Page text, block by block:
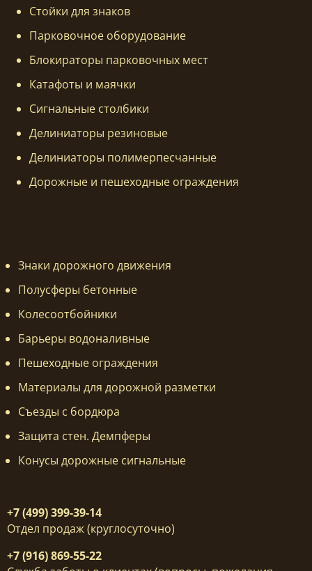
Стойки для знаков
Парковочное оборудование
Блокираторы парковочных мест
Катафоты и маячки
Сигнальные столбики
Делиниаторы резиновые
Делиниаторы полимерпесчанные
Дорожные и пешеходные ограждения
Знаки дорожного движения
Полусферы бетонные
Колесоотбойники
Барьеры водоналивные
Пешеходные ограждения
Материалы для дорожной разметки
Съезды с бордюра
Защита стен. Демпферы
Конусы дорожные сигнальные
+7 (499) 399-39-14
Отдел продаж (круглосуточно)
+7 (916) 869-55-22